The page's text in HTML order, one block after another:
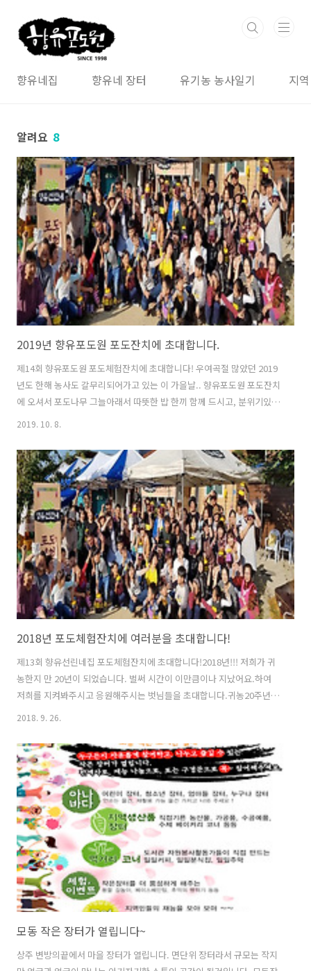
향유네집 향유네 장터 유기농 농사일기 지
알려요 8
2019년 향유포도원 포도잔치에 초대합니다.
제14회 향유포도원 포도체험잔치에 초대합니다! 우여곡절 많았던 2019
년도 한해 농사도 갈무리되어가고 있는 이 가을날.. 향유포도원 포도잔치
에 오셔서 포도나무 그늘아래서 따뜻한 밥 한끼 함께 드시고, 분위기있게
차 한잔하면서~~ 포도체험도 해보시죠~ 올해 포도잔치는...샤인머스켓
청포도를 가정당(1인참가자 포함) 커다란 1송이씩 수확하고.. 포도비누
만들기 체험을 할 예정입니다. 물론 집에 가져가시는 것이고요^^ 그리고
저희 텃밭과 지역농산물로 준비한 시골밥상을 차리겠습니다. 물론 저희
향유포도와 포도주는 마음껏 드실수 있구요~^^ 언제: 2019년 10월19일
(토) 11시 30분부터 어디: 향유네집 마당과 포도밭일대 (경북 상주시 모
동..
2019. 10. 8.
2018년 포도체험잔치에 여러분을 초대합니다!
제13회 향유선린네집 포도체험잔치에 초대합니다!2018년!!! 저희가 귀
농한지 만 20년이 되었습니다. 벌써 시간이 이만큼이나 지났어요.하여
저희를 지켜봐주시고 응원해주시는 벗님들을 초대합니다.귀농20주년을
기념하는 향유선린네 포도잔치에 오셔서 포도체험도 하시고, 함께 축하
건 포도염색 체험을 합니다.포도밭에서 보물찾기를 하면서, 샤인마스캇
을 가정당(1인참가자 포함) 커다란 1송이(500~700g)씩 수확할것입니
다. 물론 집에 가져가시는 것이고요^^ 포도염색은 스카프로도 사용할수
있는 큰 손수건을 1인당 1장씩을 드리고 천연염색을 함께 할것입니다.
둘째.. 저희 귀농20주년을 함께 축하하는 시간을 가지겠습니다. 사진으
로 보는 지난 20..
2018. 9. 26.
모동 작은 장터가 열립니다~
상주 변방의끝에서 마을 장터가 열립니다. 면단위 장터라서 규모는 작지